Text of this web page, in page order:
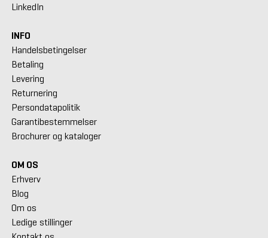
LinkedIn
INFO
Handelsbetingelser
Betaling
Levering
Returnering
Persondatapolitik
Garantibestemmelser
Brochurer og kataloger
OM OS
Erhverv
Blog
Om os
Ledige stillinger